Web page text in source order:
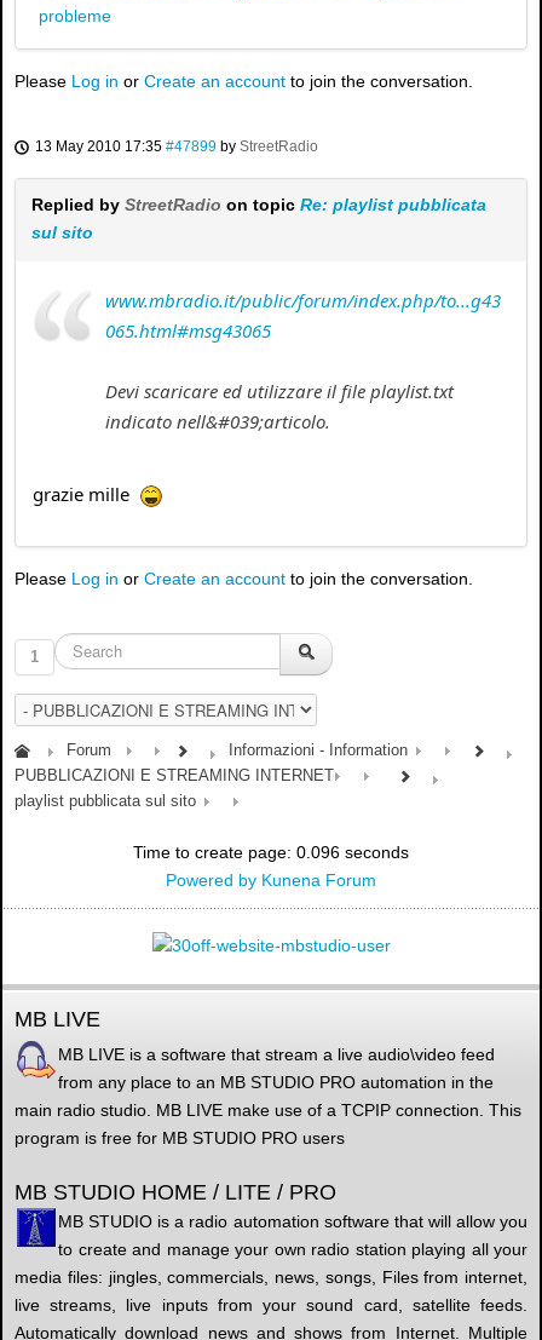
probleme
Please Log in or Create an account to join the conversation.
13 May 2010 17:35 #47899 by StreetRadio
Replied by StreetRadio on topic Re: playlist pubblicata
sul sito
www.mbradio.it/public/forum/index.php/to...g43
065.html#msg43065
Devi scaricare ed utilizzare il file playlist.txt
indicato nell&#039;articolo.
grazie mille
Please Log in or Create an account to join the conversation.
1
Forum
Informazioni - Information
PUBBLICAZIONI E STREAMING INTERNET
playlist pubblicata sul sito
Time to create page: 0.096 seconds
Powered by Kunena Forum
MB LIVE
MB LIVE is a software that stream a live audio\video feed
from any place to an MB STUDIO PRO automation in the
main radio studio. MB LIVE make use of a TCPIP connection. This
program is free for MB STUDIO PRO users
MB STUDIO HOME / LITE / PRO
MB STUDIO is a radio automation software that will allow you
to create and manage your own radio station playing all your
media files: jingles, commercials, news, songs, Files from internet,
live streams, live inputs from your sound card, satellite feeds.
Automatically download news and shows from Internet. Multiple